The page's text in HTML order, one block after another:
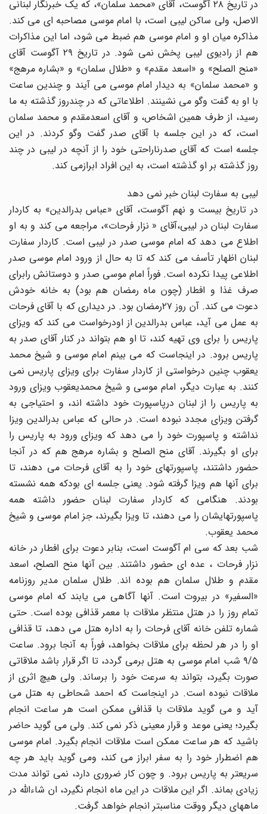
در تاریخ ۲۸ آگوست، آقاى «محمد سلمان»، که یک خبرنگار لبنانى
الاصل، ولى ساکن لیبى است، با امام موسى مصاحبه اى مى کند.
مذاکره میان او و امام موسى هم ضبط مى شود، اما این مذاکرات
هم از رادیوى لیبى پخش نمى شود. در تاریخ ۲۹ آگوست آقاى
«منح الصلح» و «اسعد مقدم» و «طلال سلمان» و «بشاره مرهج»
و «محمد سلمان» به دیدار امام موسى مى آیند و چندین ساعت
با او به گفت وگو مى نشینند. اطلاعاتى که در چندروز گذشته به ما
رسید، از طرف همین اشخاص، و آقاى اسعدمقدم و محمد سلمان
است، که در این جلسه با آقاى صدر گفت وگو کردند. در این
جلسه است که آقاى صدرناراحتى خود را از آنچه در لیبى در چند
روز گذشته بر او گذشته است، به این افراد ابرازمى کند.
لیبى به سفارت لبنان خبر نمى دهد
در تاریخ بیست و نهم آگوست، آقاى «عباس بدرالدین» به کاردار
سفارت لبنان در لیبى،آقاى « نزار فرحات»، مراجعه مى کند و به او
اطلاع مى دهد که امام موسى صدر در لیبى است. کاردار سفارت
لبنان اظهار تأسف مى کند که تا به حال از ورود امام موسى صدر
اطلاعى پیدا نکرده است. فوراً امام موسى صدر و دوستانش رابراى
صرف غذا و افطار (چون ماه رمضان هم بود) به خانه خودش
دعوت مى کند. آن روز ۲۷رمضان بود. در دیدارى که با آقاى فرحات
به عمل مى آید، عباس بدرالدین از اودرخواست مى کند که ویزاى
پاریس را براى وى تهیه کند، تا او هم بتواند در کنار آقاى صدر به
پاریس برود. در اینجاست که مى بینم امام موسى و شیخ محمد
یعقوب چنین درخواستى از کاردار سفارت براى ویزاى پاریس نمى
کنند. به عبارت دیگر، امام موسى و شیخ محمدیعقوب ویزاى ورود
به پاریس را از لبنان درپاسپورت خود داشته اند، و احتیاجى به
گرفتن ویزاى مجدد نبوده است. در حالى که عباس بدرالدین ویزا
نداشته و پاسپورت خود را مى دهد که ویزاى ورود به پاریس را
براى او بگیرند. آقاى منح الصلح و بشاره مرهج هم که در آنجا
حضور داشتند، پاسپورتهاى خود را به آقاى فرحات مى دهند، تا
براى آنها هم ویزا گرفته شود. یعنى جلسه اى بودکه همه نشسته
بودند. هنگامى که کاردار سفارت لبنان حضور داشته همه
پاسپورتهایشان را مى دهند، تا ویزا بگیرند، جز امام موسى و شیخ
محمد یعقوب.
شب بعد که سى ام آگوست است، بنابر دعوت براى افطار در خانه
نزار فرحات ، عده اى حضور داشتند. بین آنها منح الصلح، اسعد
مقدم و طلال سلمان هم بوده اند. طلال سلمان مدیر روزنامه
«السفیر» در بیروت است. آنها آگاهى مى یابند که امام موسى
تمام روز را در هتل منتظر ملاقات با معمر قذافى بوده است. حتى
شماره تلفن خانه آقاى فرحات را به اداره هتل مى دهد، تا قذافى
او را در هر لحظه براى ملاقات بخواهد، فوراً به آنجا برود. ساعت
۹‎/۵ شب امام موسى به هتل برمى گردد، تا اگر قرار باشد ملاقاتى
صورت بگیرد، بتواند به سرعت خود را برساند. ولى هیچ اثرى از
ملاقات نبوده است. در اینجاست که احمد شحاطى به هتل مى
آید و مى گوید ملاقات با قذافى ممکن است هر ساعت انجام
بگیرد؛ یعنى موعد و قرار معینى ذکر نمى کند. ولى مى گوید حاضر
باشید که هر ساعت ممکن است ملاقات انجام بگیرد. امام موسى
هم اضطرار خود را به سفر ابراز مى کند، ومى گوید باید هر چه
سریعتر به پاریس برود. و چون کار ضرورى دارد، نمى تواند مدت
زیادى بماند. اگر این ملاقات در این ماه انجام نگیرد، ان شاءاللَّه در
ماههاى دیگر ووقت مناسبتر انجام خواهد گرفت.